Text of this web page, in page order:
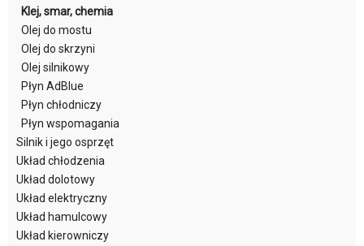
Klej, smar, chemia
Olej do mostu
Olej do skrzyni
Olej silnikowy
Płyn AdBlue
Płyn chłodniczy
Płyn wspomagania
Silnik i jego osprzęt
Układ chłodzenia
Układ dolotowy
Układ elektryczny
Układ hamulcowy
Układ kierowniczy